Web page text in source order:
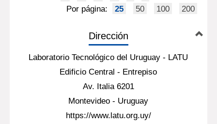
Por página:
25 50 100 200
Dirección
Laboratorio Tecnológico del Uruguay - LATU
Edificio Central - Entrepiso
Av. Italia 6201
Montevideo - Uruguay
https://www.latu.org.uy/